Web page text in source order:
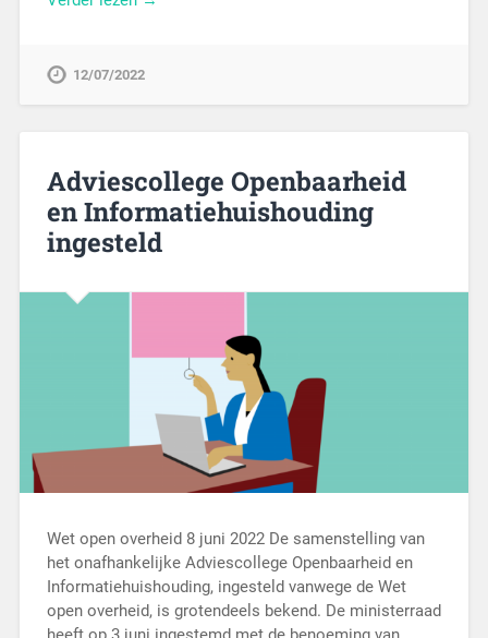
12/07/2022
Adviescollege Openbaarheid
en Informatiehuishouding
ingesteld
Wet open overheid 8 juni 2022 De samenstelling van
het onafhankelijke Adviescollege Openbaarheid en
Informatiehuishouding, ingesteld vanwege de Wet
open overheid, is grotendeels bekend. De ministerraad